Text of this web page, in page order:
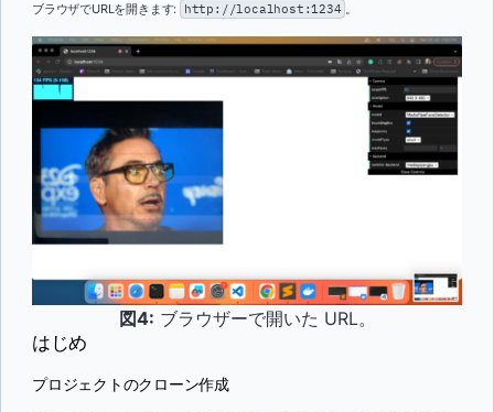
ブラウザでURLを開きます: http://localhost:1234 。
図4: ブラウザーで開いた URL。
はじめ
プロジェクトのクローン作成